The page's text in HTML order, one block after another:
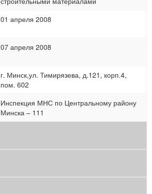
01 апреля 2008
07 апреля 2008
г. Минск,ул. Тимирязева, д.121, корп.4,
пом. 602
Инспекция МНС по Центральному району
Минска – 111